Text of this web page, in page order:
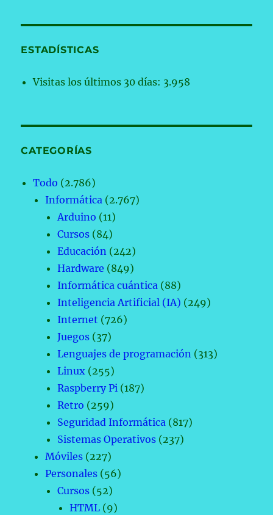
ESTADÍSTICAS
Visitas los últimos 30 días: 3.958
CATEGORÍAS
Todo (2.786)
Informática (2.767)
Arduino (11)
Cursos (84)
Educación (242)
Hardware (849)
Informática cuántica (88)
Inteligencia Artificial (IA) (249)
Internet (726)
Juegos (37)
Lenguajes de programación (313)
Linux (255)
Raspberry Pi (187)
Retro (259)
Seguridad Informática (817)
Sistemas Operativos (237)
Móviles (227)
Personales (56)
Cursos (52)
HTML (9)